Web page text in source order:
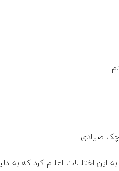
چک صیادی
اختلالات اعلام کرد که به